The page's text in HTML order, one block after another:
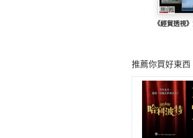
《經貿透視
推薦你買好東西